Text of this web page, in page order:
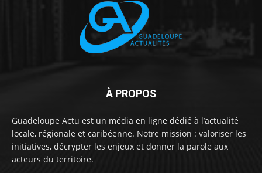
À PROPOS
Guadeloupe Actu est un média en ligne dédié à l’actualité
locale, régionale et caribéenne. Notre mission : valoriser les
initiatives, décrypter les enjeux et donner la parole aux
acteurs du territoire.